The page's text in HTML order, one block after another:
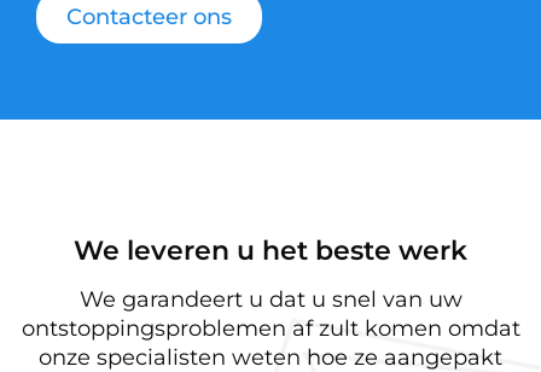
Contacteer ons
We leveren u het beste werk
We garandeert u dat u snel van uw
ontstoppingsproblemen af zult komen omdat
onze specialisten weten hoe ze aangepakt